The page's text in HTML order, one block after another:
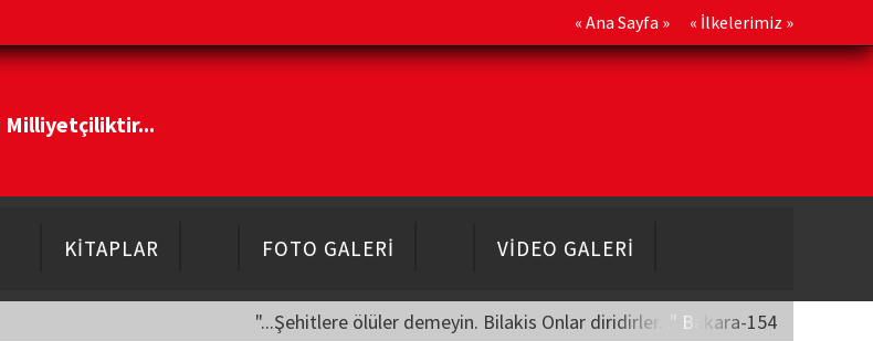
« Ana Sayfa » « İlkelerimiz »
Milliyetçiliktir...
KİTAPLAR FOTO GALERİ VİDEO GALERİ
"...Şehitlere ölüler demeyin. Bilakis Onlar diridirler..." Bakara-154